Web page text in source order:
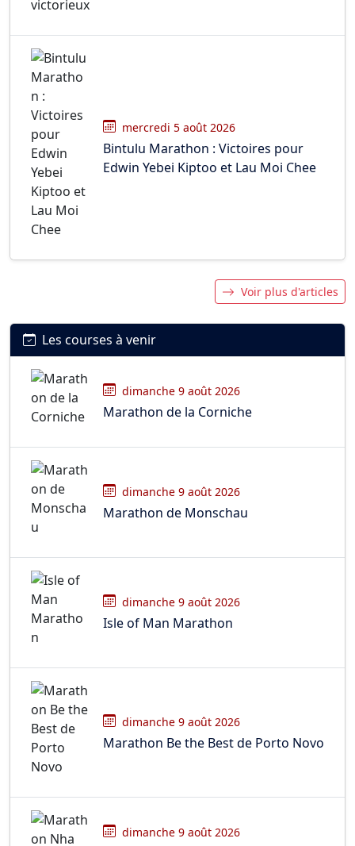
mercredi 5 août 2026
Bintulu Marathon : Victoires pour
Edwin Yebei Kiptoo et Lau Moi Chee
Voir plus d'articles
Les courses à venir
dimanche 9 août 2026
Marathon de la Corniche
dimanche 9 août 2026
Marathon de Monschau
dimanche 9 août 2026
Isle of Man Marathon
dimanche 9 août 2026
Marathon Be the Best de Porto Novo
dimanche 9 août 2026